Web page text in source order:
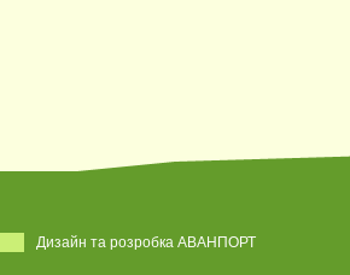
Дизайн та розробка АВАНПОРТ